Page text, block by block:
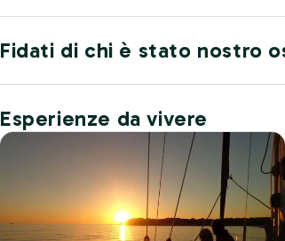
Fidati di chi è stato nostro
Esperienze da vivere